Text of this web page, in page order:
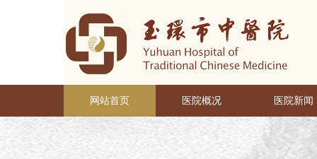
网站首页 医院概况 医院新闻